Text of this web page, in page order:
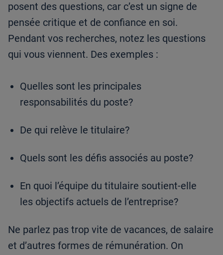
posent des questions, car c’est un signe de
pensée critique et de confiance en soi.
Pendant vos recherches, notez les questions
qui vous viennent. Des exemples :
Quelles sont les principales
responsabilités du poste?
De qui relève le titulaire?
Quels sont les défis associés au poste?
En quoi l’équipe du titulaire soutient-elle
les objectifs actuels de l’entreprise?
Ne parlez pas trop vite de vacances, de salaire
et d’autres formes de rémunération. On